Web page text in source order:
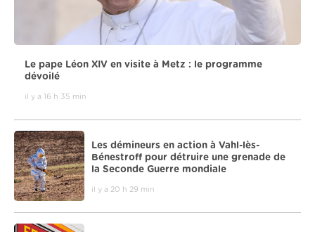
Le pape Léon XIV en visite à Metz : le programme
dévoilé
il y a 16 h 35 min
Les démineurs en action à Vahl-lès-
Bénestroff pour détruire une grenade de
la Seconde Guerre mondiale
il y a 20 h 29 min